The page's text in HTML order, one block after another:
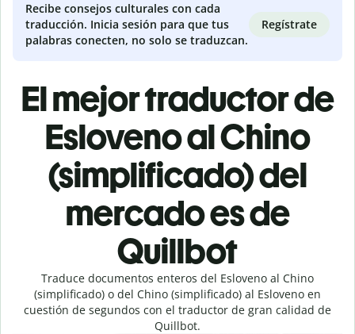
Recibe consejos culturales con cada
traducción. Inicia sesión para que tus
palabras conecten, no solo se traduzcan.
Regístrate
El mejor traductor de
Esloveno al Chino
(simplificado) del
mercado es de
Quillbot
Traduce documentos enteros del Esloveno al Chino
(simplificado) o del Chino (simplificado) al Esloveno en
cuestión de segundos con el traductor de gran calidad de
Quillbot.